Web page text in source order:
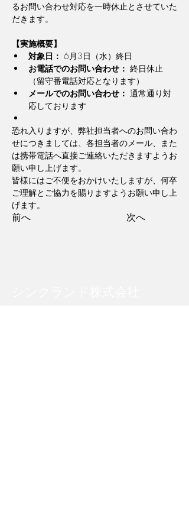
るお問い合わせ対応を一時休止とさせていた
だきます。
【実施概要】
対象日： 6月3日（水）終日
お電話でのお問い合わせ： 終日休止
（留守番電話対応となります）
メールでのお問い合わせ： 通常通り対
応しております
恐れ入りますが、弊社担当者へのお問い合わ
せにつきましては、各担当者のメール、また
は携帯電話へ直接ご連絡いただきますようお
願い申し上げます。
皆様にはご不便をおかけいたしますが、何卒
ご理解とご協力を賜りますようお願い申し上
げます。
前へ
次へ